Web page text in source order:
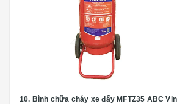
10. Bình chữa cháy xe đẩy MFTZ35 ABC